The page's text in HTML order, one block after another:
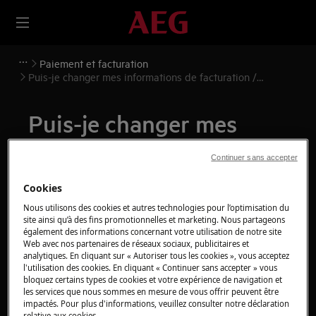
Paiement et facturation
Puis-je changer mes informations de facturation /
Puis-je changer mes
informations de
Dysfonctionnement
Puis-je changer mes informations de
facturation / paiement ?
Solution
Cookies
Nous utilisons des cookies et autres technologies pour l’optimisation du
site ainsi qu’à des fins promotionnelles et marketing. Nous partageons
également des informations concernant votre utilisation de notre site
Web avec nos partenaires de réseaux sociaux, publicitaires et
analytiques. En cliquant sur « Autoriser tous les cookies », vous acceptez
l'utilisation des cookies. En cliquant « Continuer sans accepter » vous
bloquez certains types de cookies et votre expérience de navigation et
les services que nous sommes en mesure de vous offrir peuvent être
impactés. Pour plus d'informations, veuillez consulter notre déclaration
Continuer sans accepter